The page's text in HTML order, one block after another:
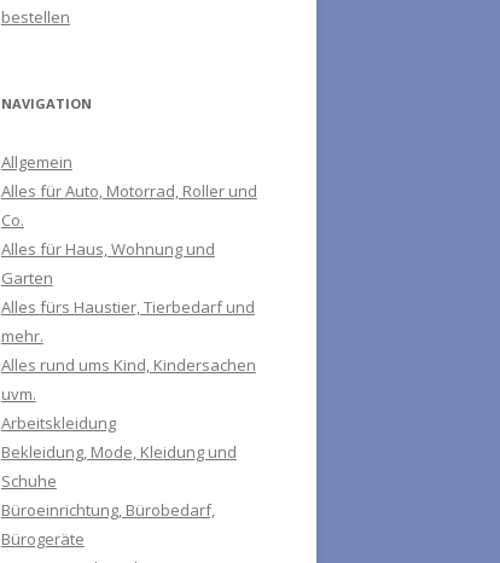
bestellen
NAVIGATION
Allgemein
Alles für Auto, Motorrad, Roller und
Co.
Alles für Haus, Wohnung und
Garten
Alles fürs Haustier, Tierbedarf und
mehr.
Alles rund ums Kind, Kindersachen
uvm.
Arbeitskleidung
Bekleidung, Mode, Kleidung und
Schuhe
Büroeinrichtung, Bürobedarf,
Bürogeräte